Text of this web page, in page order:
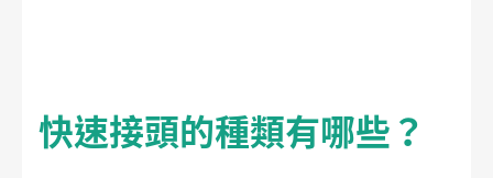
快速接頭的種類有哪些？